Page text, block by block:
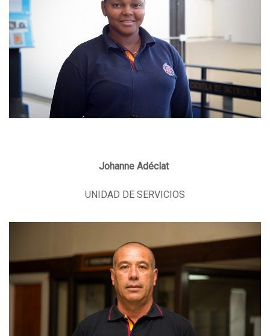
Johanne Adéclat
UNIDAD DE SERVICIOS